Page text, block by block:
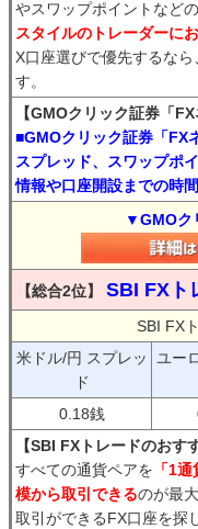
やスワップポイントなど
スタイルのトレーダーに
X口座選びで優先するな
す。
【GMOクリック証券「
■GMOクリック証券「FX
スプレッド、スワップポ
情報や口座開設までの時
▼GMOク
【総合2位】 SBI FXト
SBI FX
米ドル/円 スプレッ
ド
ユー
0.18銭
【SBI FXトレードのおす
すべての通貨ペアを 「1
模から取引できるのが最
取引ができるFX口座を探